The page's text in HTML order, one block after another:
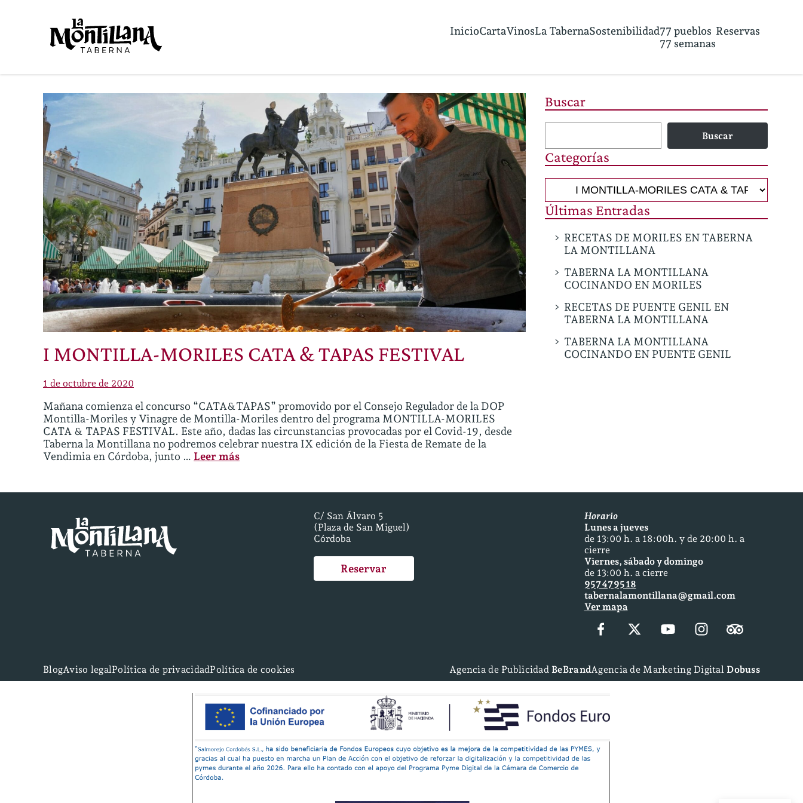
InicioCartaVinosLa TabernaSostenibilidad77 pueblos
77 semanas
Reservas
I MONTILLA-MORILES CATA & TAPAS FESTIVAL
1 de octubre de 2020
Mañana comienza el concurso “CATA&TAPAS” promovido por el Consejo Regulador de la DOP
Montilla-Moriles y Vinagre de Montilla-Moriles dentro del programa MONTILLA-MORILES
CATA & TAPAS FESTIVAL. Este año, dadas las circunstancias provocadas por el Covid-19, desde
Taberna la Montillana no podremos celebrar nuestra IX edición de la Fiesta de Remate de la
Vendimia en Córdoba, junto … Leer más
Buscar
Buscar
Categorías
Categorías
Últimas Entradas
RECETAS DE MORILES EN TABERNA
LA MONTILLANA
TABERNA LA MONTILLANA
COCINANDO EN MORILES
RECETAS DE PUENTE GENIL EN
TABERNA LA MONTILLANA
TABERNA LA MONTILLANA
COCINANDO EN PUENTE GENIL
C/ San Álvaro 5
(Plaza de San Miguel)
Córdoba
Reservar
Horario
Lunes a jueves
de 13:00 h. a 18:00h. y de 20:00 h. a
cierre
Viernes, sábado y domingo
de 13:00 h. a cierre
957 47 95 18
tabernalamontillana@gmail.com
Ver mapa
BlogAviso legalPolítica de privacidadPolítica de cookies Agencia de Publicidad BeBrandAgencia de Marketing Digital Dobuss